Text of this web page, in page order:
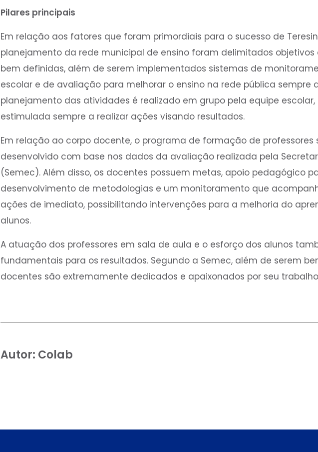
Pilares principais
Em relação aos fatores que foram primordiais para o sucesso de
planejamento da rede municipal de ensino foram delimitados objetivos
bem definidas, além de serem implementados sistemas de
escolar e de avaliação para melhorar o ensino na rede pública sempre
planejamento das atividades é realizado em grupo pela equipe escolar,
estimulada sempre a realizar ações visando resultados.
Em relação ao corpo docente, o programa de formação de professores
desenvolvido com base nos dados da avaliação realizada pela
(Semec). Além disso, os docentes possuem metas, apoio pedagógico
desenvolvimento de metodologias e um monitoramento que
ações de imediato, possibilitando intervenções para a melhoria do
alunos.
A atuação dos professores em sala de aula e o esforço dos alunos
fundamentais para os resultados. Segundo a Semec, além de serem
docentes são extremamente dedicados e apaixonados por seu
Autor: Colab